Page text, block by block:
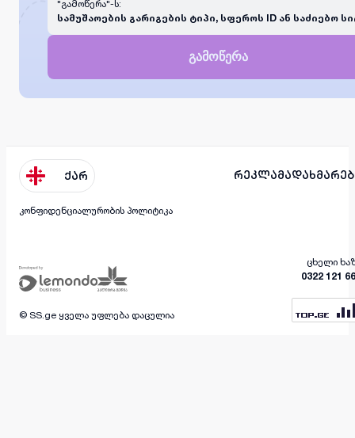
"გამოწერა"-ს:
სამუშაოების გარიგების ტიპი, სფეროს ID ან საძიებო
გამოწერა
ქარ რეკლამა
კონფიდენციალურობის პოლიტიკა
ცხელი
0322 121
© SS.ge ყველა უფლება დაცულია